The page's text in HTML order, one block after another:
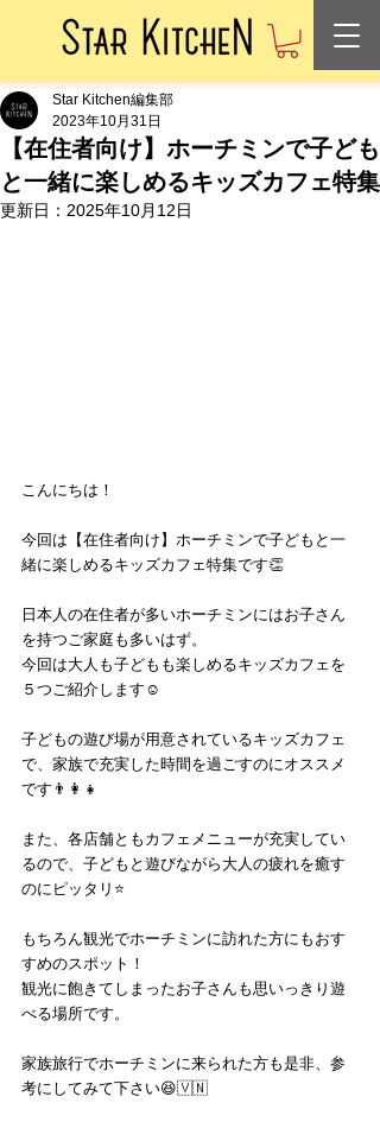
【在住者向け】ホーチミンで子ども
と一緒に楽しめるキッズカフェ特集
Star Kitchen編集部
2023年10月31日
更新日： 2025年10月12日
こんにちは！
今回は【在住者向け】ホーチミンで子どもと一
緒に楽しめるキッズカフェ特集です👏
日本人の在住者が多いホーチミンにはお子さん
を持つご家庭も多いはず。
今回は大人も子どもも楽しめるキッズカフェを
５つご紹介します☺️
子どもの遊び場が用意されているキッズカフェ
で、家族で充実した時間を過ごすのにオススメ
です👨‍👩‍👧
また、各店舗ともカフェメニューが充実してい
るので、子どもと遊びながら大人の疲れを癒す
のにピッタリ⭐️
もちろん観光でホーチミンに訪れた方にもおす
すめのスポット！
観光に飽きてしまったお子さんも思いっきり遊
べる場所です。
家族旅行でホーチミンに来られた方も是非、参
考にしてみて下さい😆🇻🇳